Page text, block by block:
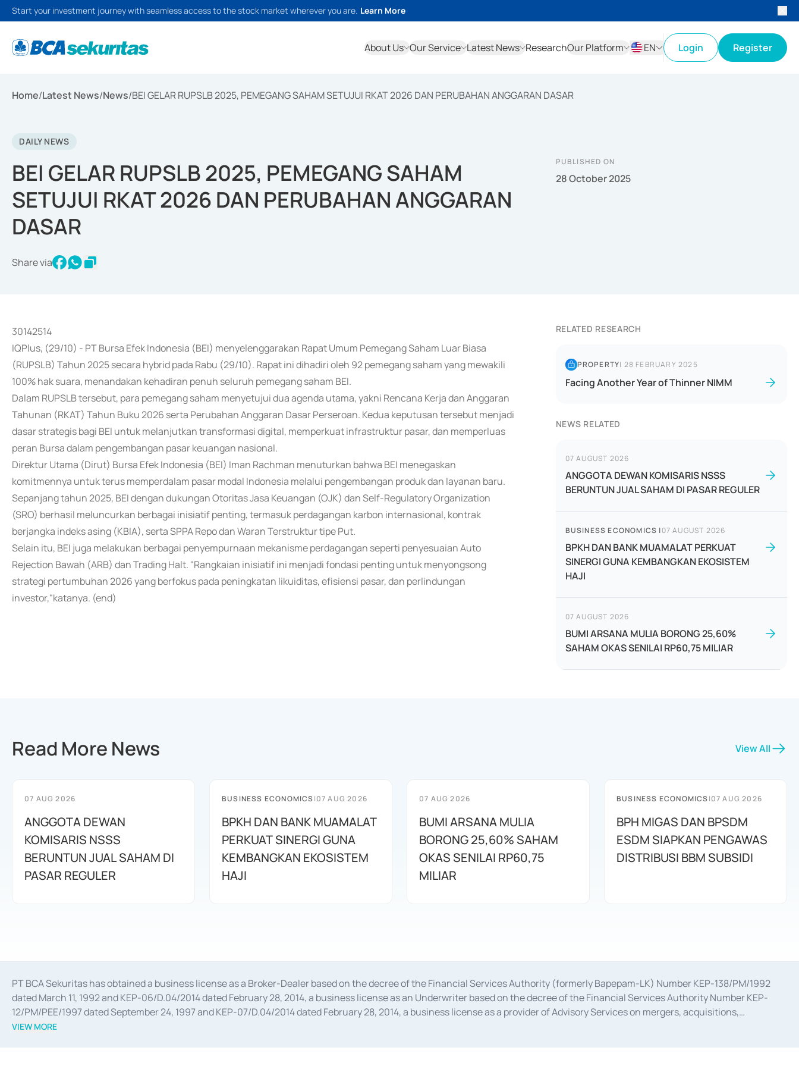
Start your investment journey with seamless access to the stock market wherever you are. Learn More
About Us Our Service Latest News ResearchOur Platform
EN
Login Register
Home/Latest News/News/BEI GELAR RUPSLB 2025, PEMEGANG SAHAM SETUJUI RKAT 2026 DAN PERUBAHAN ANGGARAN DASAR
DAILY NEWS
BEI GELAR RUPSLB 2025, PEMEGANG SAHAM
SETUJUI RKAT 2026 DAN PERUBAHAN ANGGARAN
DASAR
Share via
PUBLISHED ON
28 October 2025
30142514
IQPlus, (29/10) - PT Bursa Efek Indonesia (BEI) menyelenggarakan Rapat Umum Pemegang Saham Luar Biasa
(RUPSLB) Tahun 2025 secara hybrid pada Rabu (29/10). Rapat ini dihadiri oleh 92 pemegang saham yang mewakili
100% hak suara, menandakan kehadiran penuh seluruh pemegang saham BEI.
Dalam RUPSLB tersebut, para pemegang saham menyetujui dua agenda utama, yakni Rencana Kerja dan Anggaran
Tahunan (RKAT) Tahun Buku 2026 serta Perubahan Anggaran Dasar Perseroan. Kedua keputusan tersebut menjadi
dasar strategis bagi BEI untuk melanjutkan transformasi digital, memperkuat infrastruktur pasar, dan memperluas
peran Bursa dalam pengembangan pasar keuangan nasional.
Direktur Utama (Dirut) Bursa Efek Indonesia (BEI) Iman Rachman menuturkan bahwa BEI menegaskan
komitmennya untuk terus memperdalam pasar modal Indonesia melalui pengembangan produk dan layanan baru.
Sepanjang tahun 2025, BEI dengan dukungan Otoritas Jasa Keuangan (OJK) dan Self-Regulatory Organization
(SRO) berhasil meluncurkan berbagai inisiatif penting, termasuk perdagangan karbon internasional, kontrak
berjangka indeks asing (KBIA), serta SPPA Repo dan Waran Terstruktur tipe Put.
Selain itu, BEI juga melakukan berbagai penyempurnaan mekanisme perdagangan seperti penyesuaian Auto
Rejection Bawah (ARB) dan Trading Halt. "Rangkaian inisiatif ini menjadi fondasi penting untuk menyongsong
strategi pertumbuhan 2026 yang berfokus pada peningkatan likuiditas, efisiensi pasar, dan perlindungan
investor,"katanya. (end)
RELATED RESEARCH
PROPERTY| 28 FEBRUARY 2025
Facing Another Year of Thinner NIMM
NEWS RELATED
07 AUGUST 2026
ANGGOTA DEWAN KOMISARIS NSSS
BERUNTUN JUAL SAHAM DI PASAR REGULER
BUSINESS ECONOMICS |07 AUGUST 2026
BPKH DAN BANK MUAMALAT PERKUAT
SINERGI GUNA KEMBANGKAN EKOSISTEM
HAJI
07 AUGUST 2026
BUMI ARSANA MULIA BORONG 25,60%
SAHAM OKAS SENILAI RP60,75 MILIAR
Read More News View All
07 AUG 2026
ANGGOTA DEWAN
KOMISARIS NSSS
BERUNTUN JUAL SAHAM DI
PASAR REGULER
BUSINESS ECONOMICS|07 AUG 2026
BPKH DAN BANK MUAMALAT
PERKUAT SINERGI GUNA
KEMBANGKAN EKOSISTEM
HAJI
07 AUG 2026
BUMI ARSANA MULIA
BORONG 25,60% SAHAM
OKAS SENILAI RP60,75
MILIAR
BUSINESS ECONOMICS|07 AUG 2026
BPH MIGAS DAN BPSDM
ESDM SIAPKAN PENGAWAS
DISTRIBUSI BBM SUBSIDI
PT BCA Sekuritas has obtained a business license as a Broker-Dealer based on the decree of the Financial Services Authority (formerly Bapepam-LK) Number KEP-138/PM/1992
dated March 11, 1992 and KEP-06/D.04/2014 dated February 28, 2014, a business license as an Underwriter based on the decree of the Financial Services Authority Number KEP-
12/PM/PEE/1997 dated September 24, 1997 and KEP-07/D.04/2014 dated February 28, 2014, a business license as a provider of Advisory Services on mergers, acquisitions,
divestments, and joint ventures based on the decree of the Financial Services Authority Number S-67/PM.21/2014 dated February 28, 2014, a business license as a provider of
VIEW MORE